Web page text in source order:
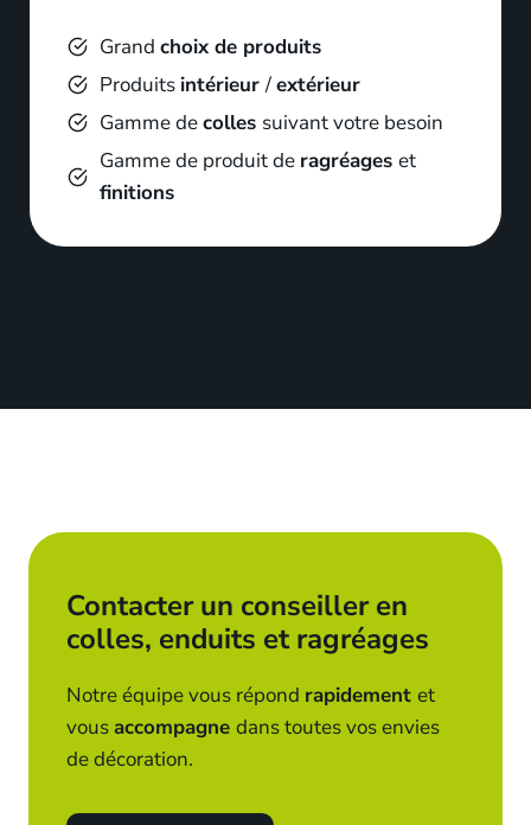
Grand choix de produits
Produits intérieur/extérieur
Gamme decolles suivant votre besoin
Gamme de produit de ragréages et
finitions
Contacter un conseiller en
colles, enduits et ragréages
Notre équipe vous répond rapidement et
vousaccompagne dans toutes vos envies
de décoration.